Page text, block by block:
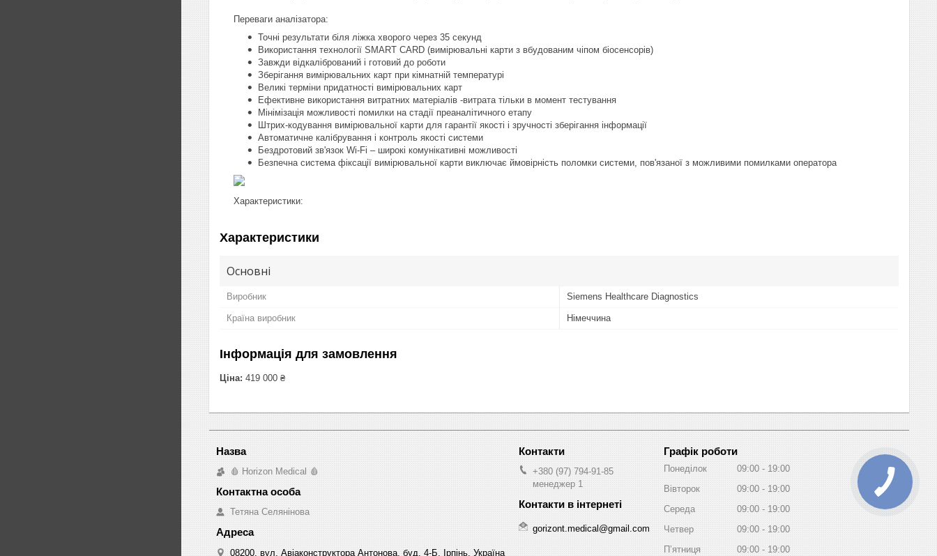
Переваги аналізатора:
Точні результати біля ліжка хворого через 35 секунд
Використання технології SMART CARD (вимірювальні карти з вбудованим чіпом біосенсорів)
Завжди відкалібрований і готовий до роботи
Зберігання вимірювальних карт при кімнатній температурі
Великі терміни придатності вимірювальних карт
Ефективне використання витратних матеріалів -витрата тільки в момент тестування
Мінімізація можливості помилки на стадії преаналітичного етапу
Штрих-кодування вимірювальної карти для гарантії якості і зручності зберігання інформації
Автоматичне калібрування і контроль якості системи
Бездротовий зв'язок Wi-Fi – широкі комунікативні можливості
Безпечна система фіксації вимірювальної карти виключає ймовірність поломки системи, пов'язаної з можливими помилками оператора
Характеристики:
Характеристики
Основні
Виробник Siemens Healthcare Diagnostics
Країна виробник Німеччина
Інформація для замовлення
Ціна: 419 000 ₴
🩸 Horizon Medical 🩸
Тетяна Селянінова
08200, вул. Авіаконструктора Антонова, буд. 4-Б, Ірпінь, Україна
+380 (97) 794-91-85
менеджер 1
gorizont.medical@gmail.com
Графік роботи
Понеділок 09:00
19:00
Вівторок
09:00
19:00
Середа
09:00
19:00
Четвер
09:00
19:00
Пʼятниця
09:00 19:00